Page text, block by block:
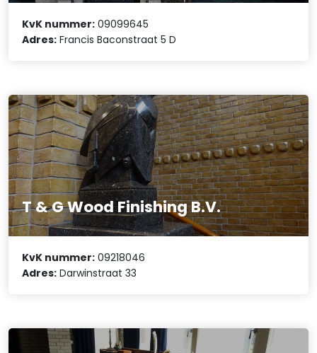
KvK nummer: 09099645
Adres: Francis Baconstraat 5 D
T & G Wood Finishing B.V.
KvK nummer: 09218046
Adres: Darwinstraat 33